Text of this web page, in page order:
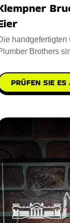
handgefertigten
Brothers
PRÜFEN SIE ES